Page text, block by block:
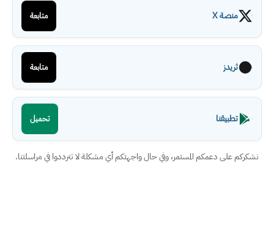
منصة X متابعة
ثريدز متابعة
تطبيقنا تحميل
نشكركم على دعمكم المستمر، وفي حال واجهتكم أي مشكلة لا تترددوا في مراسلتنا.